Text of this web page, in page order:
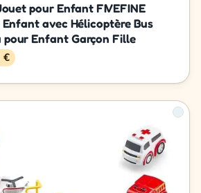
pour Enfant FIVEFINE
Enfant avec Hélicoptère Bus
pour Enfant Garçon Fille
€